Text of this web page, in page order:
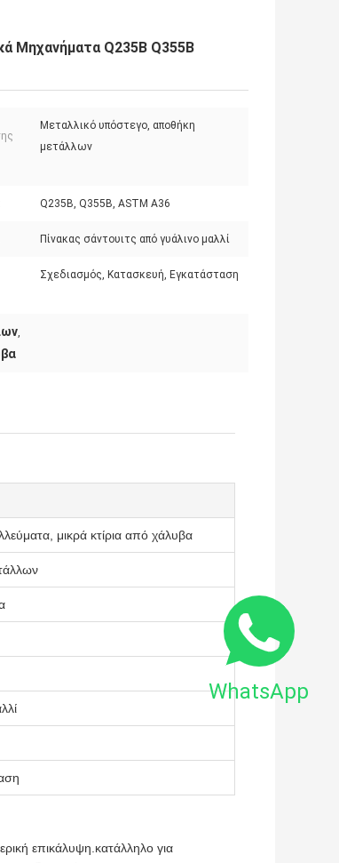
Μηχανήματα Q235B Q355B
Μεταλλικό υπόστεγο, αποθήκη
μετάλλων
Q235B, Q355B, ASTM A36
Πίνακας σάντουιτς από γυάλινο μαλλί
Σχεδιασμός, Κατασκευή, Εγκατάσταση
,
μικρά κτίρια από χάλυβα
επικάλυψη.κατάλληλο για
WhatsApp